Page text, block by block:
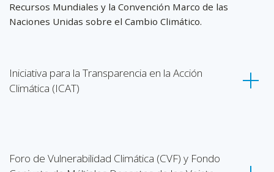
Recursos Mundiales y la Convención Marco de las
Naciones Unidas sobre el Cambio Climático.
Iniciativa para la Transparencia en la Acción
Climática (ICAT)
Foro de Vulnerabilidad Climática (CVF) y Fondo